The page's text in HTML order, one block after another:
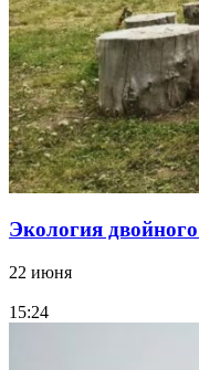
Экология
22 июня
15:24